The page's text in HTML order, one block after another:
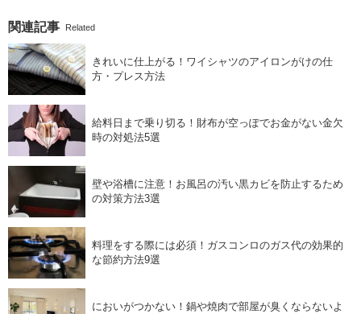
関連記事 Related
きれいに仕上がる！ワイシャツのアイロンがけの仕
方・プレス方法
給料日まで乗り切る！財布が空っぽでお金がない金欠
時の対処法5選
壁や浴槽に注意！お風呂の汚い黒カビを防止するため
の対策方法3選
料理をする際には必須！ガスコンロのガス代の効果的
な節約方法9選
においがつかない！鍋や焼肉で部屋が臭くならないよ